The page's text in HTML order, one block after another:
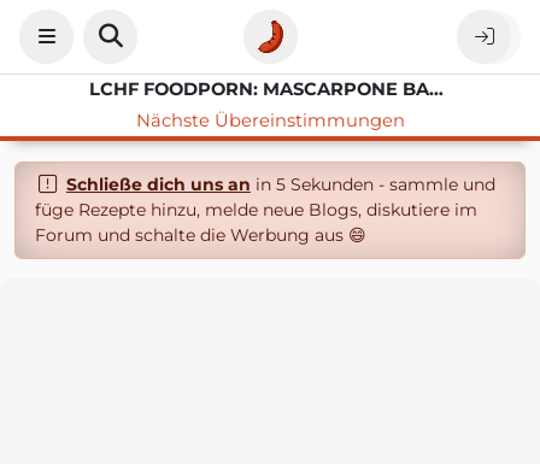
LCHF FOODPORN: MASCARPONE BALLS IN 3 VARIANTEN
Nächste Übereinstimmungen
Schließe dich uns an in 5 Sekunden - sammle und
füge Rezepte hinzu, melde neue Blogs, diskutiere im
Forum und schalte die Werbung aus 😄